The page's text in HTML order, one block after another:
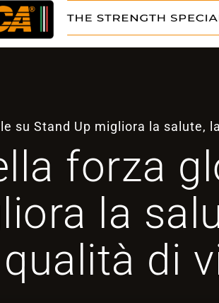
su Stand Up migliora la salute,
forza
la
di